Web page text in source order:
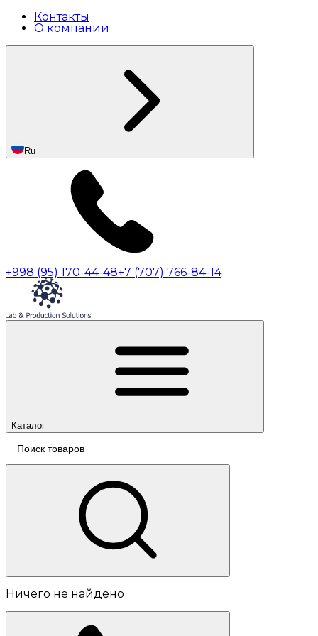
Контакты
О компании
Ru
+998 (95) 170-44-48+7 (707) 766-84-14
Каталог
Ничего не найдено